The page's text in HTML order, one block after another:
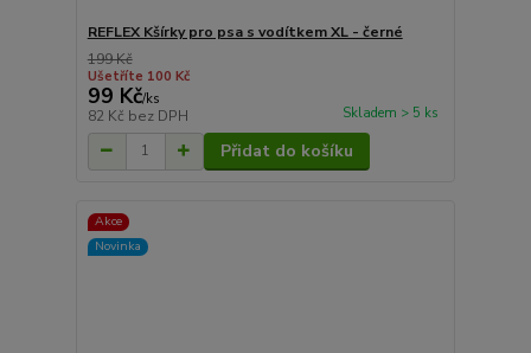
REFLEX Kšírky pro psa s vodítkem XL - černé
199 Kč
Ušetříte 100 Kč
99 Kč/ks
82 Kč bez DPH Skladem > 5 ks
Přidat do košíku
Akce
Novinka